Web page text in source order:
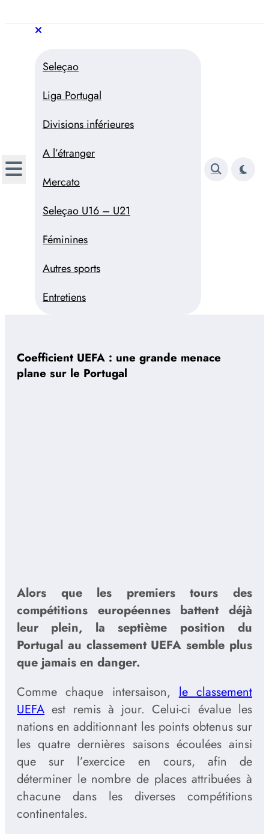
au
Trivela
L'actualité du football portugais
Seleçao
Liga Portugal
Divisions inférieures
A l’étranger
Mercato
Seleçao U16 – U21
Féminines
Autres sports
Entretiens
Coefficient UEFA : une grande menace
plane sur le Portugal
Alors que les premiers tours des
compétitions européennes battent déjà
leur plein, la septième position du
Portugal au classement UEFA semble plus
que jamais en danger.
Comme chaque intersaison,le classement
UEFA est remis à jour. Celui-ci évalue les
nations en additionnant les points obtenus sur
les quatre dernières saisons écoulées ainsi
que sur l’exercice en cours, afin de
déterminer le nombre de places attribuées à
chacune dans les diverses compétitions
continentales.